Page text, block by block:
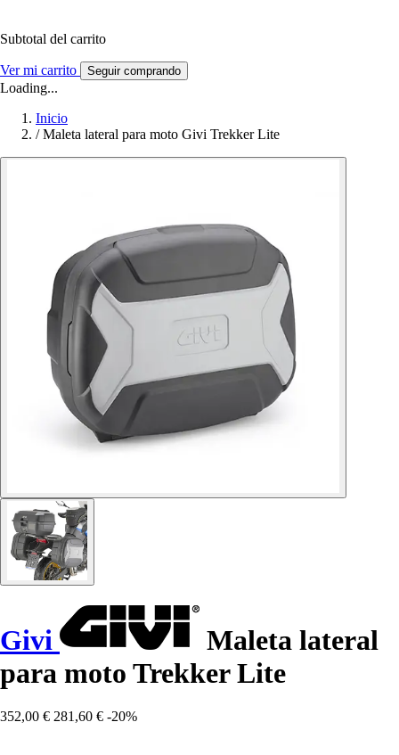
Subtotal del carrito
Ver mi carrito Seguir comprando
Loading...
Inicio
/ Maleta lateral para moto Givi Trekker Lite
Givi
Maleta lateral
para moto Trekker Lite
352,00 € 281,60 € -20%